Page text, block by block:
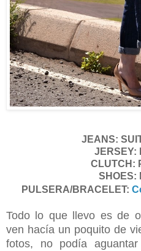
JEANS:
JERSEY:
CLUTCH:
SHOES:
PULSERA/BRACELET:
Todo lo que llevo es de
ven hacía un poquito de
fotos, no podía